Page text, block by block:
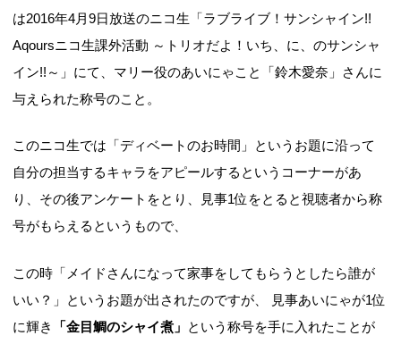
は2016年4月9日放送のニコ生「ラブライブ！サンシャイン!!
Aqoursニコ生課外活動 ～トリオだよ！いち、に、のサンシャ
イン!!～」にて、マリー役のあいにゃこと「鈴木愛奈」さんに
与えられた称号のこと。
このニコ生では「ディベートのお時間」というお題に沿って
自分の担当するキャラをアピールするというコーナーがあ
り、その後アンケートをとり、見事1位をとると視聴者から称
号がもらえるというもので、
この時「メイドさんになって家事をしてもらうとしたら誰が
いい？」というお題が出されたのですが、 見事あいにゃが1位
に輝き
「金目鯛のシャイ煮」 という称号を手に入れたことが